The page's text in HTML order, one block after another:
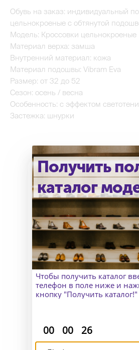
Обувь на заказ: индивидуальный
цельнокроеные с обтянутой
Модель: Кроссовки цельнокроеные
Материал верха: замша
Внутренний материал: кожа
Материал подошвы: Vibram Eva
Размер: от 32 до 52
Сезон: осень / весна
Особенность: с эффектом светотени
Застежка: шнурки
Доставка и возврат
В Москве к Вам
замерщик, а для
из других городов
удаленный пошив и
макеты для снятия
Как узнать точный
Получить
каталог
Чтобы получить каталог
телефон в поле ниже и
кнопку "Получить каталог!"
00 00 26